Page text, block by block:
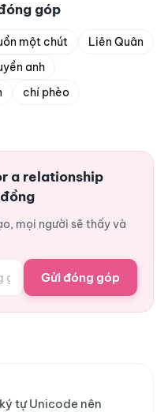
góp
một chút
Liên Quân
anh
chí phèo
a relationship
mọi người sẽ thấy và
Gửi đóng góp
tự Unicode nên